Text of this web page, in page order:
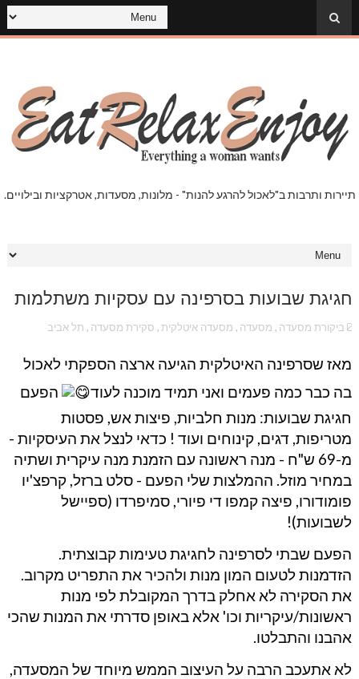
תיירות ותרבות ב"לאכול להרגע להנות" - מלונות, מסעדות, אטרקציות ובילויים.
חגיגת שבועות בסרפינה עם עסקיות משתלמות
ביקורת מסעדה , מסעדה , מסעדה איטלקית, סקירת מסעדה , תל אביב
מאז שסרפינה האיטלקית הגיעה ארצה הספקתי לאכול
בה כבר כמה פעמים ואני תמיד מוכנה לעוד
הפעם
חגיגת שבועות: מנות חלביות, פיצות אש, פסטות
מטריפות, דגים, קינוחים ועוד! כדאי לנצל את העיסקיות -
מ-69 ש"ח - מנה ראשונה עם הזמנת מנה עיקרית ושתיה
במחיר מוזל. ההמלצות שלי הפעם - סלט ברזל, קרפצ'יו
פומודורו, פיצה קמפו די פיורי, סמיפרדו (ספיישל
לשבועות)!
הפעם שבתי לסרפינה לחגיגת טעימות קבוצתית.
הזדמנות לטעום המון מנות ולהכיר את התפריט מקרוב.
את הסקירה לא אחלק בדרך המקובלת לפי מנות
ראשונות/עיקריות וכו' אלא באופן סדרתי את המנות שהכי
אהבנו והתבלטו.
לא אתעכב הרבה על העיצוב הממש מיוחד של המסעדה,